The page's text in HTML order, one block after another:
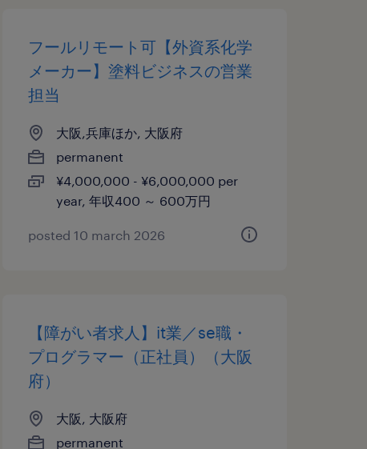
フールリモート可【外資系化学
メーカー】塗料ビジネスの営業
担当
大阪,兵庫ほか, 大阪府
permanent
¥4,000,000 - ¥6,000,000 per
year, 年収400 ～ 600万円
posted 10 march 2026
【障がい者求人】it業／se職・
プログラマー（正社員）（大阪
府）
大阪, 大阪府
permanent